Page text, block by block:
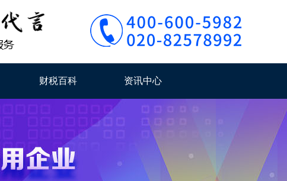
财税百科 资讯中心